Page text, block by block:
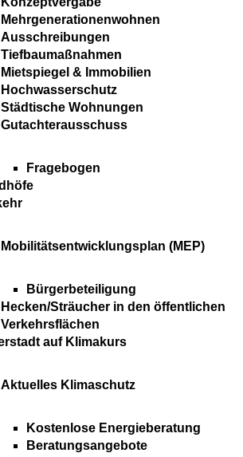
Mehrgenerationenwohnen
Ausschreibungen
Tiefbaumaßnahmen
Mietspiegel & Immobilien
Hochwasserschutz
Städtische Wohnungen
Gutachterausschuss
Fragebogen
Mobilitätsentwicklungsplan (MEP)
Bürgerbeteiligung
Hecken/Sträucher in den öffentlichen
Verkehrsflächen
auf Klimakurs
Aktuelles Klimaschutz
Kostenlose Energieberatung
Beratungsangebote